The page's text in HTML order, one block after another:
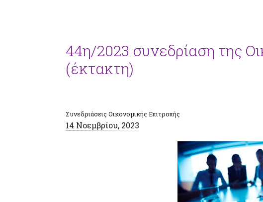
44η/2023 συνεδρίαση της
(έκτακτη)
Συνεδριάσεις Οικονομικής Επιτροπής
14 Νοεμβρίου, 2023